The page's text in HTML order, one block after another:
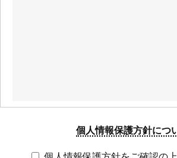
個人情報保護方針につ